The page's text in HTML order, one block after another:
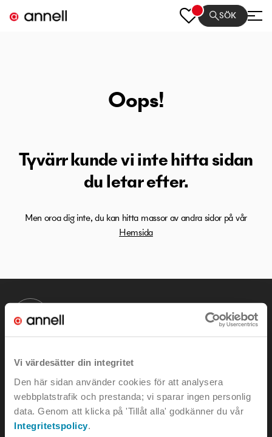
Vi värdesätter din integritet
Den här sidan använder cookies för att analysera
webbplatstrafik och prestanda; vi sparar ingen personlig
data. Genom att klicka på 'Tillåt alla' godkänner du vår
Integritetspolicy.
SÖK
Oops!
Tyvärr kunde vi inte hitta sidan
du letar efter.
Men oroa dig inte, du kan hitta massor av andra sidor på vår
Hemsida
e-mail:info@annell.se
tel:08-442 90 00